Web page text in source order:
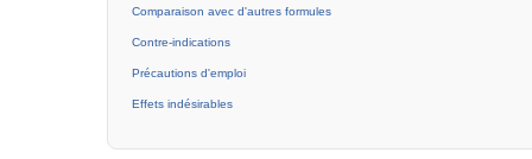
Comparaison avec d'autres formules
Contre-indications
Précautions d'emploi
Effets indésirables